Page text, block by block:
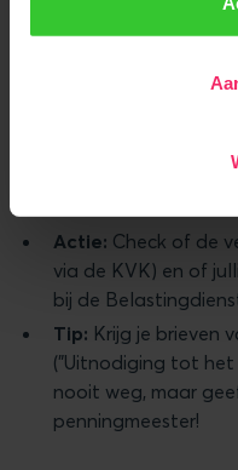
We werken samen met
Jij gaat over de
Actie: Check of de
via de KVK) en of
bij de
Tip: Krijg je brieven
("Uitnodiging tot
nooit weg, maar
penningmeester!